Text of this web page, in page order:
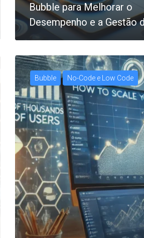
Bubble para Melhorar o
Desempenho e a Gestão
LEIA MAIS
Bubble No-Code e Low Code